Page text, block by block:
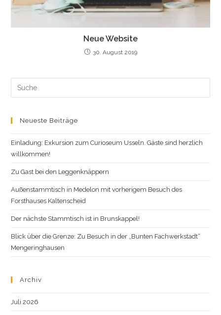
Neue Website
30. August 2019
Search
this
Neueste Beiträge
Einladung: Exkursion zum Curioseum Usseln. Gäste sind herzlich
willkommen!
Zu Gast bei den Leggenknäppern
Außenstammtisch in Medelon mit vorherigem Besuch des
Forsthauses Kaltenscheid
Der nächste Stammtisch ist in Brunskappel!
Blick über die Grenze: Zu Besuch in der „Bunten Fachwerkstadt“
Mengeringhausen
Archiv
Juli 2026